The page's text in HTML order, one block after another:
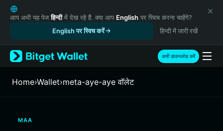
English
日本語
Русский
Español (Latinoamérica)
Türkçe
Italiano
繁體中文
आप अभी यह पेजहिन्दीमें देख रहे हैं. क्या आप English पर स्विच करना चाहेंगे?
English पर स्विच करें
हिन्दी में जारी रखें
अभी डाउनलोड करें
Home›Wallet›meta-aye-aye वॉलेट
MAA